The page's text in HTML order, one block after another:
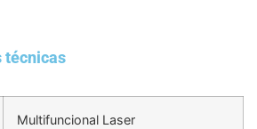
técnicas
Multifuncional Laser